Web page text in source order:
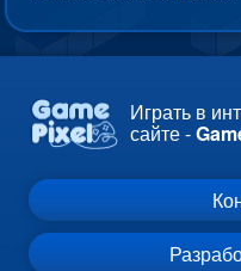
Играть в
сайте -